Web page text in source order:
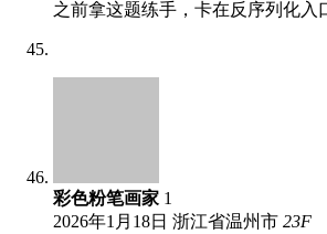
之前拿这题练手，卡在反序列化入
彩色粉笔画家 1
2026年1月18日 浙江省温州市 23F